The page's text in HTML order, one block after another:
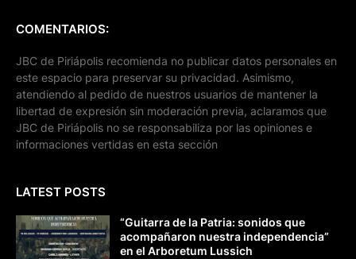
COMENTARIOS:
JBC de Piriápolis recomienda no publicar datos personales en
este espacio para preservar su privacidad. Asimismo,
atendiendo al pedido de nuestros usuarios de mantener la
libertad de expresión sin moderación previa, aclaramos que
JBC de Piriápolis no se responsabiliza por las opiniones e
informaciones vertidas en esta sección
LATEST POSTS
“Guitarra de la Patria: sonidos que
acompañaron nuestra independencia”
en el Arboretum Lussich